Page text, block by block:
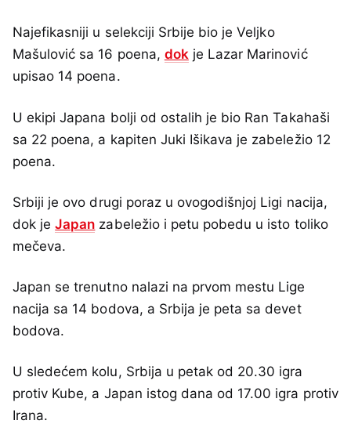
Najefikasniji u selekciji Srbije bio je Veljko
Mašulović sa 16 poena, dokje Lazar Marinović
upisao 14 poena.
U ekipi Japana bolji od ostalih je bio Ran Takahaši
sa 22 poena, a kapiten Juki Išikava je zabeležio 12
poena.
Srbiji je ovo drugi poraz u ovogodišnjoj Ligi nacija,
dok jeJapan zabeležio i petu pobedu u isto toliko
mečeva.
Japan se trenutno nalazi na prvom mestu Lige
nacija sa 14 bodova, a Srbija je peta sa devet
bodova.
U sledećem kolu, Srbija u petak od 20.30 igra
protiv Kube, a Japan istog dana od 17.00 igra protiv
Irana.